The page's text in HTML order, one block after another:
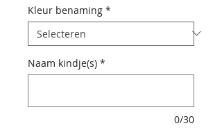
Kleur benaming *
Naam kindje(s) *
0/30